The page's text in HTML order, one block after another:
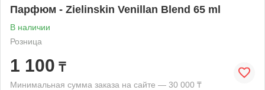
Парфюм - Zielinskin Venillan Blend 65 ml
В наличии
Розница
1 100 ₸
Минимальная сумма заказа на сайте — 30 000 ₸